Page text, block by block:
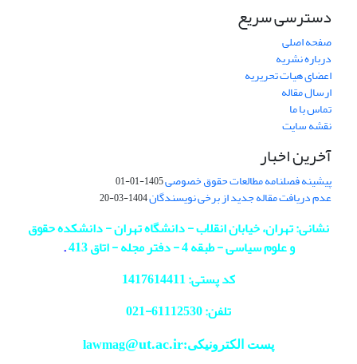
دسترسی سریع
صفحه اصلی
درباره نشریه
اعضای هیات تحریریه
ارسال مقاله
تماس با ما
نقشه سایت
آخرین اخبار
پیشینه فصلنامه مطالعات حقوق خصوصی1405-01-01
عدم دریافت مقاله جدید از برخی نویسندگان1404-03-20
نشانی: تهران، خیابان انقلاب - دانشگاه تهران - دانشکده حقوق
و علوم سیاسی - طبقه 4 - دفتر مجله - اتاق 413
.
کد پستی: 1417614411
تلفن: 61112530-
021
پست الکترونیکی:lawmag@ut.ac.ir